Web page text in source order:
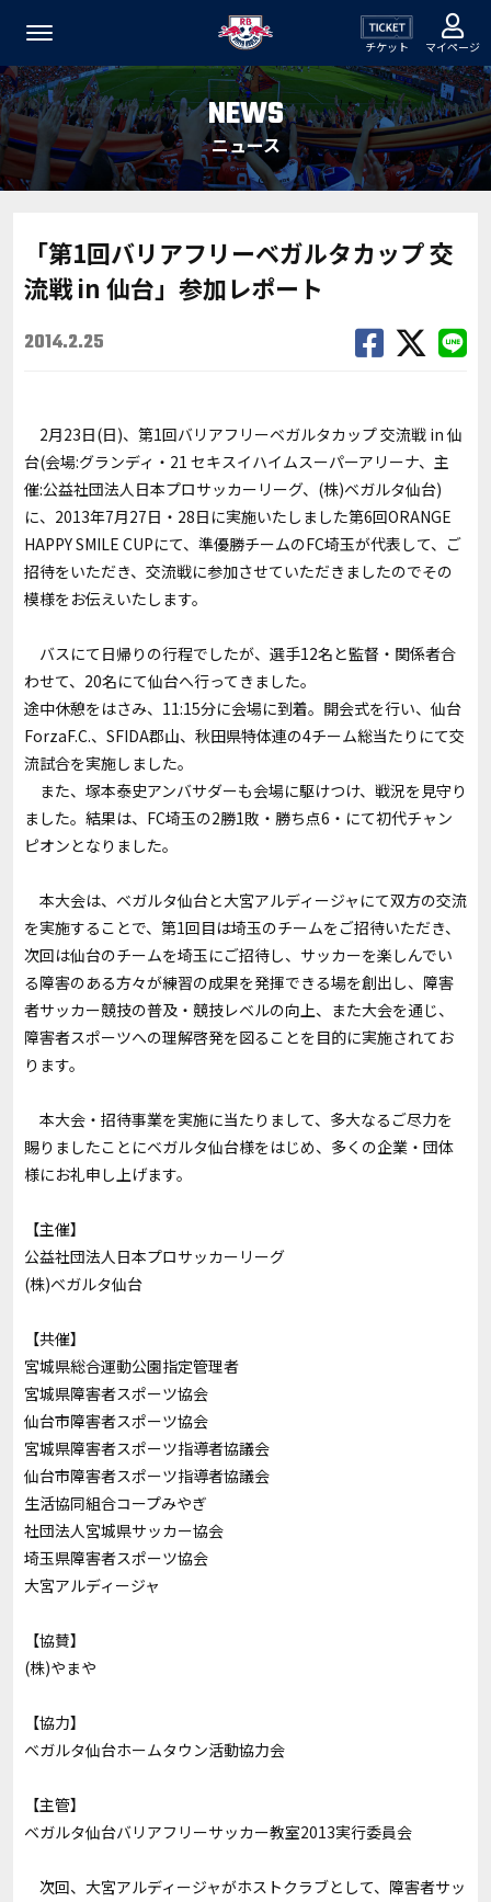
チケット マイページ
NEWS
ニュース
「第1回バリアフリーベガルタカップ 交
流戦 in 仙台」参加レポート
2014.2.25
2月23日(日)、第1回バリアフリーベガルタカップ 交流戦 in 仙
台(会場:グランディ・21 セキスイハイムスーパーアリーナ、主
催:公益社団法人日本プロサッカーリーグ、(株)ベガルタ仙台)
に、2013年7月27日・28日に実施いたしました第6回ORANGE
HAPPY SMILE CUPにて、準優勝チームのFC埼玉が代表して、ご
招待をいただき、交流戦に参加させていただきましたのでその
模様をお伝えいたします。
バスにて日帰りの行程でしたが、選手12名と監督・関係者合
わせて、20名にて仙台へ行ってきました。
途中休憩をはさみ、11:15分に会場に到着。開会式を行い、仙台
ForzaF.C.、SFIDA郡山、秋田県特体連の4チーム総当たりにて交
流試合を実施しました。
また、塚本泰史アンバサダーも会場に駆けつけ、戦況を見守り
ました。結果は、FC埼玉の2勝1敗・勝ち点6・にて初代チャン
ピオンとなりました。
本大会は、ベガルタ仙台と大宮アルディージャにて双方の交流
を実施することで、第1回目は埼玉のチームをご招待いただき、
次回は仙台のチームを埼玉にご招待し、サッカーを楽しんでい
る障害のある方々が練習の成果を発揮できる場を創出し、障害
者サッカー競技の普及・競技レベルの向上、また大会を通じ、
障害者スポーツへの理解啓発を図ることを目的に実施されてお
ります。
本大会・招待事業を実施に当たりまして、多大なるご尽力を
賜りましたことにベガルタ仙台様をはじめ、多くの企業・団体
様にお礼申し上げます。
【主催】
公益社団法人日本プロサッカーリーグ
(株)ベガルタ仙台
【共催】
宮城県総合運動公園指定管理者
宮城県障害者スポーツ協会
仙台市障害者スポーツ協会
宮城県障害者スポーツ指導者協議会
仙台市障害者スポーツ指導者協議会
生活協同組合コープみやぎ
社団法人宮城県サッカー協会
埼玉県障害者スポーツ協会
大宮アルディージャ
【協賛】
(株)やまや
【協力】
ベガルタ仙台ホームタウン活動協力会
【主管】
ベガルタ仙台バリアフリーサッカー教室2013実行委員会
次回、大宮アルディージャがホストクラブとして、障害者サッ